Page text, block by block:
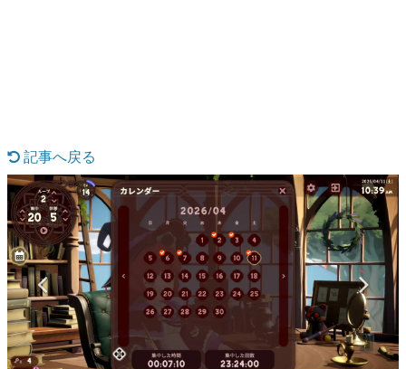
特集記事
マンガ
女性向け
アプリレビュー
その他
電ファミニコゲーマーとは？
記事へ戻る